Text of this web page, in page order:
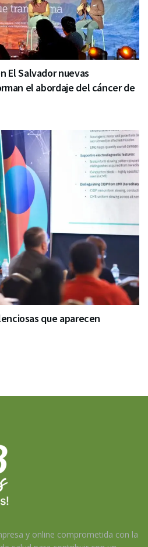
El Salvador nuevas
el abordaje del cáncer de
que aparecen
y online comprometida con la